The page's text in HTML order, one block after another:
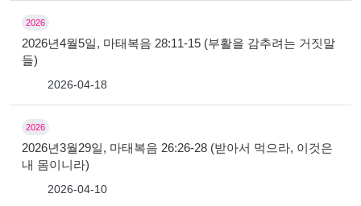
2026
2026년4월5일, 마태복음 28:11-15 (부활을 감추려는 거짓말
들)
2026-04-18
2026
2026년3월29일, 마태복음 26:26-28 (받아서 먹으라, 이것은
내 몸이니라)
2026-04-10